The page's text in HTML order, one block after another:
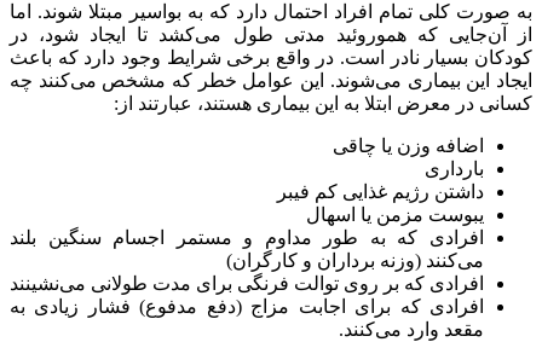
به صورت کلی تمام افراد احتمال دارد که به بواسیر مبتلا شوند. اما
از آن‌جایی که هموروئید مدتی طول می‌کشد تا ایجاد شود، در
کودکان بسیار نادر است. در واقع برخی شرایط وجود دارد که باعث
ایجاد این بیماری می‌شوند. این عوامل خطر که مشخص می‌کنند چه
کسانی در معرض ابتلا به این بیماری هستند، عبارتند از:
اضافه وزن یا چاقی
بارداری
داشتن رژیم غذایی کم فیبر
یبوست مزمن یا اسهال
افرادی که به طور مداوم و مستمر اجسام سنگین بلند
می‌کنند (وزنه برداران و کارگران)
افرادی که بر روی توالت فرنگی برای مدت طولانی می‌نشینند
افرادی که برای اجابت مزاج (دفع مدفوع) فشار زیادی به
مقعد وارد می‌کنند.